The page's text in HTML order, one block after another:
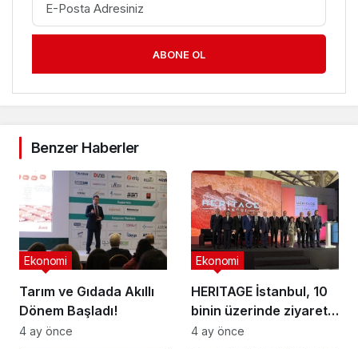
ABONE OL
Benzer Haberler
Tarım ve Gıdada Akıllı
Dönem Başladı!
Ekonomi
4 ay önce
HERITAGE İstanbul, 10
binin üzerinde ziyaretçi
ağırladı
Ekonomi
4 ay önce